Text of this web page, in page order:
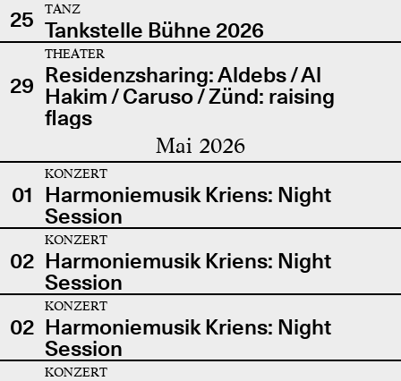
25
TANZ
Tankstelle Bühne 2026
29
THEATER
Residenzsharing: Aldebs / Al
Hakim / Caruso / Zünd: raising
flags
Mai 2026
01
KONZERT
Harmoniemusik Kriens: Night
Session
02
KONZERT
Harmoniemusik Kriens: Night
Session
02
KONZERT
Harmoniemusik Kriens: Night
Session
KONZERT